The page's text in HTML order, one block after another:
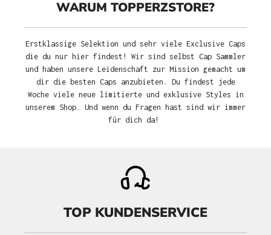
WARUM TOPPERZSTORE?
Erstklassige Selektion und sehr viele Exclusive Caps
die du nur hier findest! Wir sind selbst Cap Sammler
und haben unsere Leidenschaft zur Mission gemacht um
dir die besten Caps anzubieten. Du findest jede
Woche viele neue limitierte und exklusive Styles in
unserem Shop. Und wenn du Fragen hast sind wir immer
für dich da!
TOP KUNDENSERVICE